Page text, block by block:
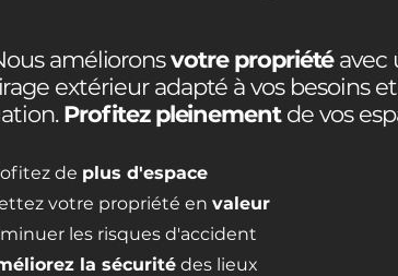
amélioronsvotre propriétéavec
extérieur adapté à vos besoins
Profitez pleinementde vos
de plus d'espace
votre propriété en valeur
les risques d'accident
la sécurité des lieux